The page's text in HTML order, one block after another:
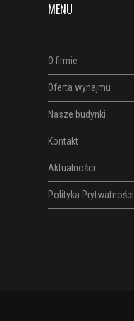
MENU
O firmie
Oferta wynajmu
Nasze budynki
Kontakt
Aktualności
Polityka Prytwatności